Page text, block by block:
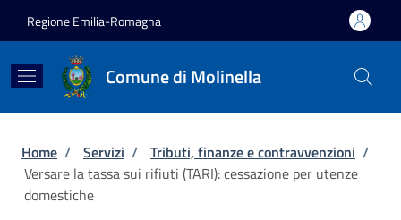
Regione Emilia-Romagna
Comune di Molinella
Briciole di pane
Home / Servizi / Tributi, finanze e contravvenzioni /
Versare la tassa sui rifiuti (TARI): cessazione per utenze
domestiche